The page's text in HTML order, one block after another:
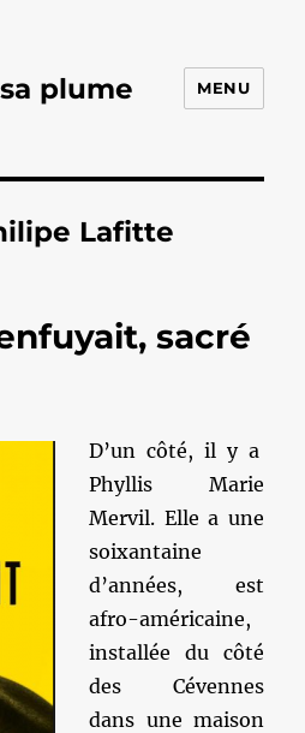
plume MENU
Lafitte
sacré
D’un côté, il y a
Phyllis Marie
Mervil. Elle a une
soixantaine
d’années, est
afro-américaine,
installée du côté
des Cévennes
dans une maison